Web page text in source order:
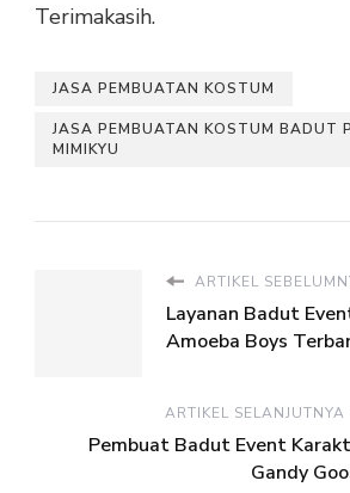
Terimakasih.
JASA PEMBUATAN KOSTUM
JASA PEMBUATAN KOSTUM BADUT
MIMIKYU
ARTIKEL
Layanan Badut
Amoeba Boys
ARTIKEL SELANJUTNYA
Pembuat Badut Event
Gandy